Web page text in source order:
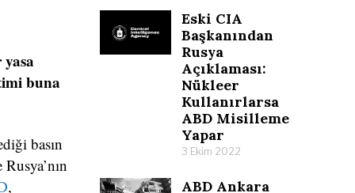
buna
basın
,
Eski CIA
Başkanından
Rusya
Açıklaması:
Nükleer
Kullanırlarsa
ABD Misilleme
Yapar
3 Ekim 2022
ABD Ankara